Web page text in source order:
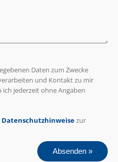
Daten zum Zwecke
und Kontakt zu mir
jederzeit ohne Angaben
Datenschutzhinweisezur
Absenden »